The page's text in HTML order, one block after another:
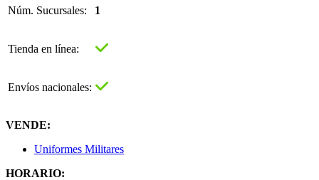
Núm. Sucursales: 1
Tienda en línea:
Envíos nacionales:
VENDE:
Uniformes Militares
HORARIO: